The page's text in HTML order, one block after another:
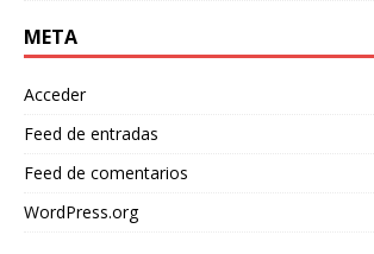
META
Acceder
Feed de entradas
Feed de comentarios
WordPress.org